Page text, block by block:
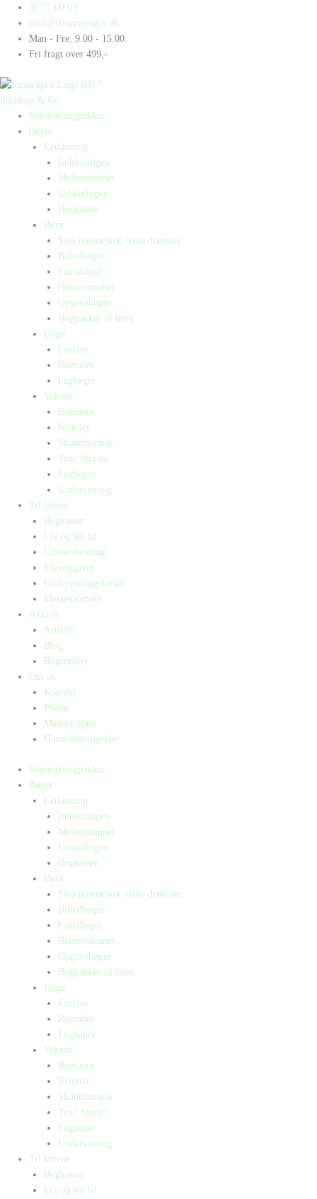
indholdet
30 71 00 03
mail@straarupogco.dk
Man - Fre: 9.00 - 15.00
Fri fragt over 499,-
Straarup & Co
Sommerbogpakker
Bøger
Letlæsning
Indskolingen
Mellemtrinnet
Udskolingen
Bogkasser
Børn
Små mennesker, store drømme
Billedbøger
Faktabøger
Børneromaner
Opgavebøger
Bogpakker til børn
Unge
Fantasy
Romaner
Fagbøger
Voksne
Romance
Krimier
Skønlitteratur
True Stories
Fagbøger
Undervisning
Til lærere
Bogkasser
Lix og let-tal
Universlæsning
Elevopgaver
Undervisningsforløb
Messekalender
Aktuelt
Artikler
Blog
Bogtrailere
Om os
Kontakt
Presse
Manuskripter
Handelsbetingelser
Sommerbogpakker
Bøger
Letlæsning
Indskolingen
Mellemtrinnet
Udskolingen
Bogkasser
Børn
Små mennesker, store drømme
Billedbøger
Faktabøger
Børneromaner
Opgavebøger
Bogpakker til børn
Unge
Fantasy
Romaner
Fagbøger
Voksne
Romance
Krimier
Skønlitteratur
True Stories
Fagbøger
Undervisning
Til lærere
Bogkasser
Lix og let-tal
Products
search
Products
search